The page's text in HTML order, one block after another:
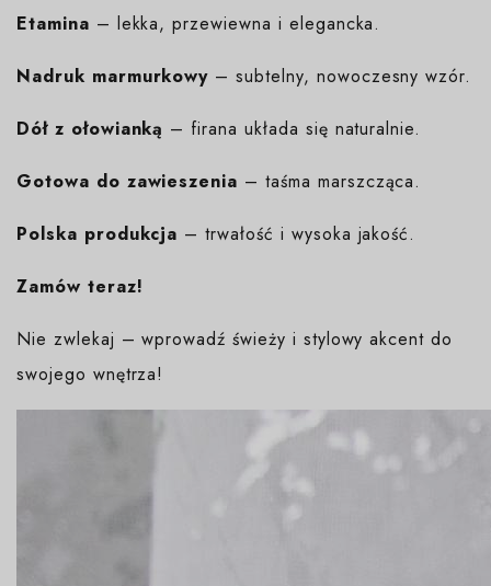
Etamina – lekka, przewiewna i elegancka.
Nadruk marmurkowy – subtelny, nowoczesny wzór.
Dół z ołowianką – firana układa się naturalnie.
Gotowa do zawieszenia – taśma marszcząca.
Polska produkcja – trwałość i wysoka jakość.
Zamów teraz!
Nie zwlekaj – wprowadź świeży i stylowy akcent do
swojego wnętrza!